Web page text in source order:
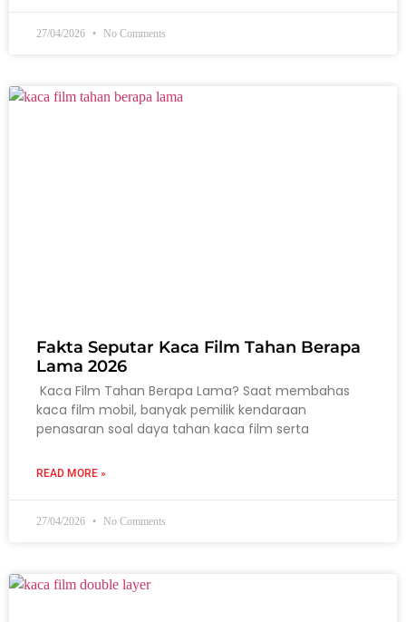
27/04/2026 No Comments
Fakta Seputar Kaca Film Tahan Berapa
Lama 2026
Kaca Film Tahan Berapa Lama? Saat membahas
kaca film mobil, banyak pemilik kendaraan
penasaran soal daya tahan kaca film serta
READ MORE »
27/04/2026 No Comments